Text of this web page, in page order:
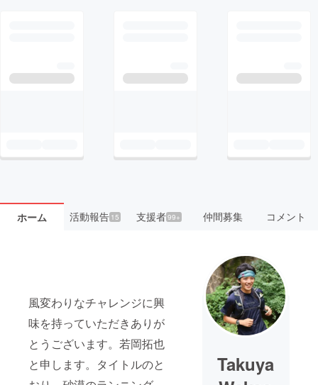
ホーム 活動報告15 支援者99+ 仲間募集 コメント
風変わりなチャレンジに興
味を持っていただきありが
とうございます。若岡拓也
と申します。タイトルのと
Takuya